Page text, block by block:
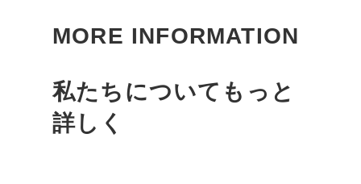
MORE INFORMATION
私たちについてもっと
詳しく